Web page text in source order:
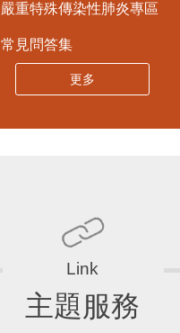
嚴重特殊傳染性肺炎專區
常見問答集
更多
主題服務